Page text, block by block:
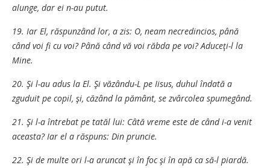
alunge, dar ei n-au putut.
19. Iar El, răspunzând lor, a zis: O, neam necredincios, până
când voi fi cu voi? Până când vă voi răbda pe voi? Aduceţi-l la
Mine.
20. Şi l-au adus la El. Şi văzându-L pe Iisus, duhul îndată a
zguduit pe copil, şi, căzând la pământ, se zvârcolea spumegând.
21. Şi l-a întrebat pe tatăl lui: Câtă vreme este de când i-a venit
aceasta? Iar el a răspuns: Din pruncie.
22. Şi de multe ori l-a aruncat şi în foc şi în apă ca să-l piardă.